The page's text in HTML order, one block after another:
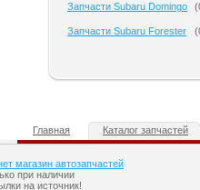
Запчасти Subaru Domingo (
Запчасти Subaru Forester (
Главная Каталог запчастей
магазин автозапчастей
при наличии
на источник!